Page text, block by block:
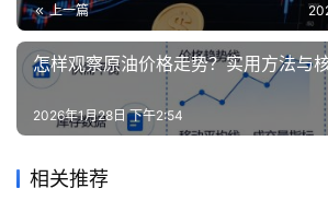
上一篇
怎样观察原油价格走势？实用方法与
2026年1月28日 下午2:54
相关推荐